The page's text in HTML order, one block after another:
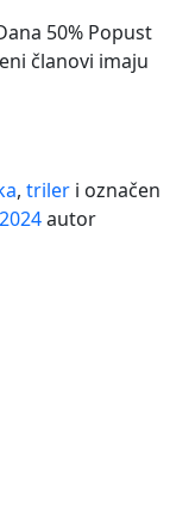
50% Popust
članovi imaju
, triler i označen
autor